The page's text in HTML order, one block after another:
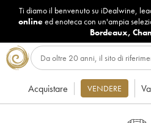
Ti diamo il benvenuto su iDealwine,
onlineed enoteca con un'ampia
Bordeaux,
Acquistare VENDERE